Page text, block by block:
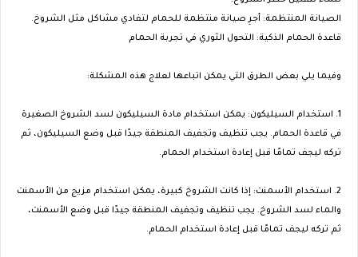
الصيانة المنتظمة: أجرِ صيانة منتظمة للحمام لتفادي مشاكل مثل الشروخ.
قاعدة الحمام الذكية: التحول الثوري في تجربة الحمام
وفيما يلي بعض الطرق التي يمكن اتباعها لعلاج هذه المشكلة:
1. استخدام السيليكون: يمكن استخدام مادة السيليكون لسد الشروخ الصغيرة
في قاعدة الحمام. يجب تنظيف وتجفيف المنطقة جيدًا قبل وضع السيليكون، ثم
تركه ليجف تمامًا قبل إعادة استخدام الحمام.
2. استخدام الأسمنت: إذا كانت الشروخ كبيرة، يمكن استخدام مزيج من الأسمنت
والماء لسد الشروخ. يجب تنظيف وتجفيف المنطقة جيدًا قبل وضع الأسمنت،
ثم تركه ليجف تمامًا قبل إعادة استخدام الحمام.